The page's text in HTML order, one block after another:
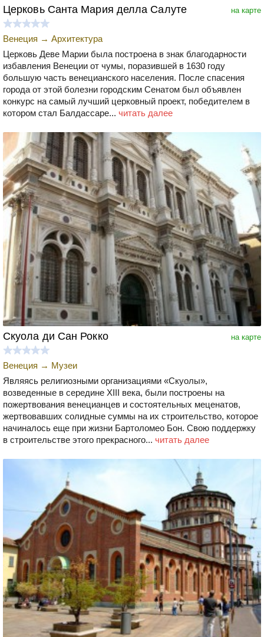
на карте
Церковь Санта Мария делла Салуте
Венеция → Архитектура
Церковь Деве Марии была построена в знак благодарности
избавления Венеции от чумы, поразившей в 1630 году
большую часть венецианского населения. После спасения
города от этой болезни городским Сенатом был объявлен
конкурс на самый лучший церковный проект, победителем в
котором стал Балдассаре... читать далее
на карте
Скуола ди Сан Рокко
Венеция → Музеи
Являясь религиозными организациями «Скуолы»,
возведенные в середине XIII века, были построены на
пожертвования венецианцев и состоятельных меценатов,
жертвовавших солидные суммы на их строительство, которое
начиналось еще при жизни Бартоломео Бон. Свою поддержку
в строительстве этого прекрасного... читать далее